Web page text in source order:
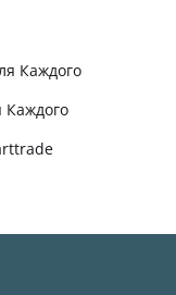
Каждого
Каждого